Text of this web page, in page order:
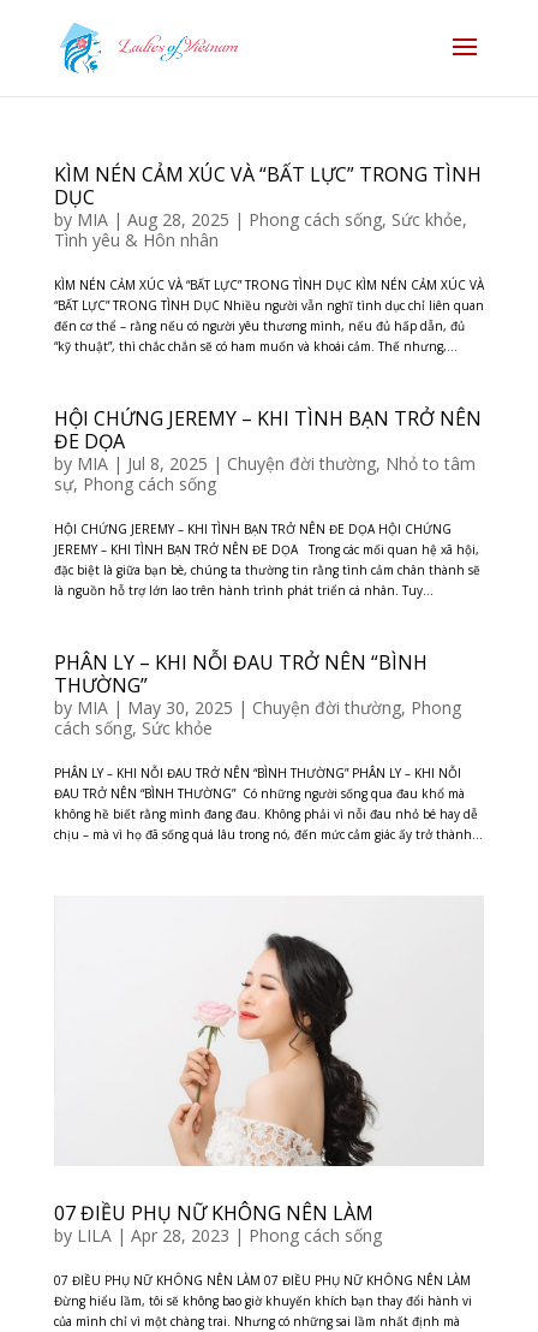
KÌM NÉN CẢM XÚC VÀ “BẤT LỰC” TRONG TÌNH
DỤC
by MIA| Aug 28, 2025 | Phong cách sống, Sức khỏe,
Tình yêu & Hôn nhân
KÌM NÉN CẢM XÚC VÀ “BẤT LỰC” TRONG TÌNH DỤC KÌM NÉN CẢM XÚC VÀ
“BẤT LỰC” TRONG TÌNH DỤC Nhiều người vẫn nghĩ tình dục chỉ liên quan
đến cơ thể – rằng nếu có người yêu thương mình, nếu đủ hấp dẫn, đủ
“kỹ thuật”, thì chắc chắn sẽ có ham muốn và khoái cảm. Thế nhưng,...
HỘI CHỨNG JEREMY – KHI TÌNH BẠN TRỞ NÊN
ĐE DỌA
by MIA| Jul 8, 2025 | Chuyện đời thường, Nhỏ to tâm
sự, Phong cách sống
HỘI CHỨNG JEREMY – KHI TÌNH BẠN TRỞ NÊN ĐE DỌA HỘI CHỨNG
JEREMY – KHI TÌNH BẠN TRỞ NÊN ĐE DỌA Trong các mối quan hệ xã hội,
đặc biệt là giữa bạn bè, chúng ta thường tin rằng tình cảm chân thành sẽ
là nguồn hỗ trợ lớn lao trên hành trình phát triển cá nhân. Tuy...
PHÂN LY – KHI NỖI ĐAU TRỞ NÊN “BÌNH
THƯỜNG”
by MIA| May 30, 2025 | Chuyện đời thường, Phong
cách sống, Sức khỏe
PHÂN LY – KHI NỖI ĐAU TRỞ NÊN “BÌNH THƯỜNG” PHÂN LY – KHI NỖI
ĐAU TRỞ NÊN “BÌNH THƯỜNG” ​ Có những người sống qua đau khổ mà
không hề biết rằng mình đang đau. Không phải vì nỗi đau nhỏ bé hay dễ
chịu – mà vì họ đã sống quá lâu trong nó, đến mức cảm giác ấy trở thành...
07 ĐIỀU PHỤ NỮ KHÔNG NÊN LÀM
by LILA| Apr 28, 2023 | Phong cách sống
07 ĐIỀU PHỤ NỮ KHÔNG NÊN LÀM 07 ĐIỀU PHỤ NỮ KHÔNG NÊN LÀM
Đừng hiểu lầm, tôi sẽ không bao giờ khuyến khích bạn thay đổi hành vi
của mình chỉ vì một chàng trai. Nhưng có những sai lầm nhất định mà